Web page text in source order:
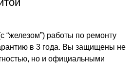
“железом”) работы по ремонту
в 3 года. Вы защищены не
но и официальными